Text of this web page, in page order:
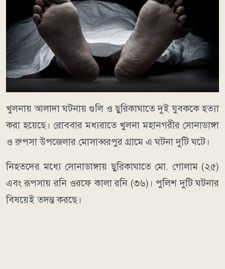
খুলনায় আলাদা ঘটনায় গুলি ও ছুরিকাঘাতে দুই যুবককে হত্যা
করা হয়েছে। রোববার মধ্যরাতে খুলনা মহানগরীর সোনাডাঙ্গা
ও রুপসা উপজেলার মোসাব্বরপুর গ্রামে এ ঘটনা দুটি ঘটে।
নিহতদের মধ্যে সোনাডাঙ্গায় ছুরিকাঘাতে মো. গোলাম (২৫)
এবং রূপসায় রনি ওরফে কালা রনি (৩৬)। পুলিশ দুটি ঘটনার
বিষয়েই তদন্ত করছে।